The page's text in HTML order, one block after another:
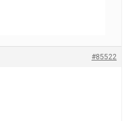
#85522